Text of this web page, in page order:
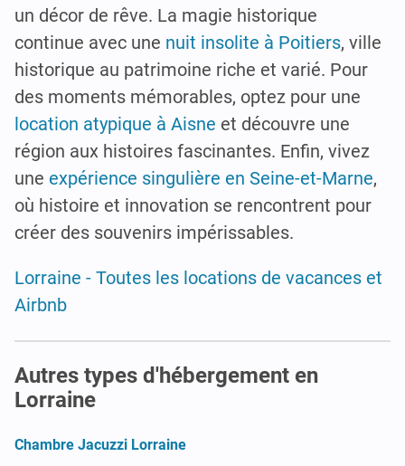
un décor de rêve. La magie historique
continue avec une nuit insolite à Poitiers, ville
historique au patrimoine riche et varié. Pour
des moments mémorables, optez pour une
location atypique à Aisne et découvre une
région aux histoires fascinantes. Enfin, vivez
une expérience singulière en Seine-et-Marne,
où histoire et innovation se rencontrent pour
créer des souvenirs impérissables.
Lorraine - Toutes les locations de vacances et
Airbnb
Autres types d'hébergement en
Lorraine
Chambre Jacuzzi Lorraine